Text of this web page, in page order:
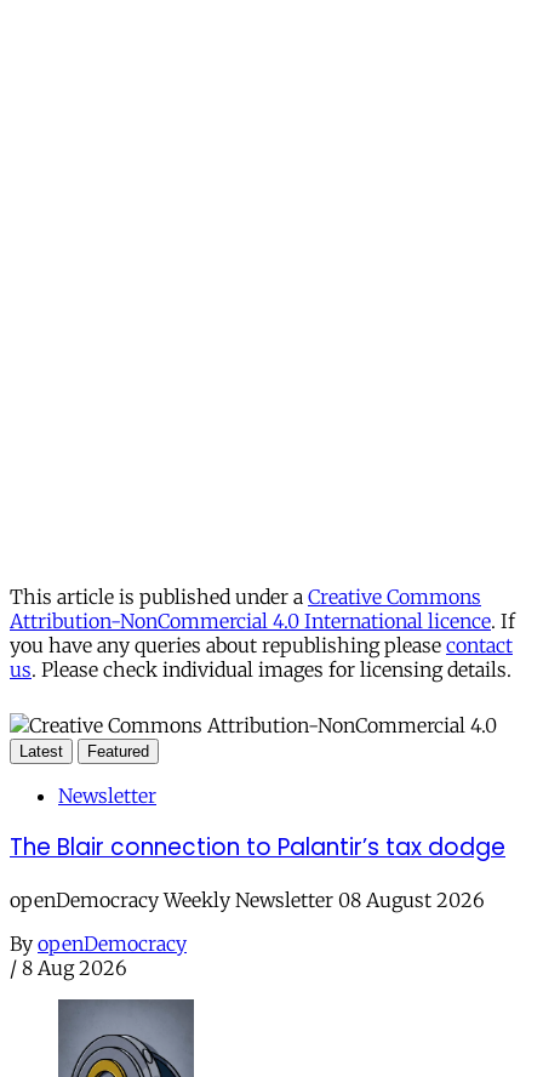
This article is published under a Creative Commons
Attribution-NonCommercial 4.0 International licence. If
you have any queries about republishing please contact
us. Please check individual images for licensing details.
Latest Featured
Newsletter
The Blair connection to Palantir’s tax dodge
openDemocracy Weekly Newsletter 08 August 2026
By openDemocracy
/ 8 Aug 2026